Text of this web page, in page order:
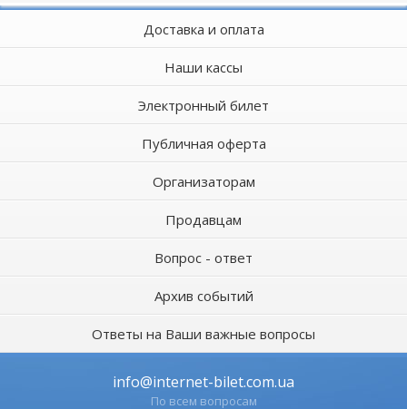
Доставка и оплата
Наши кассы
Электронный билет
Публичная оферта
Организаторам
Продавцам
Вопрос - ответ
Архив событий
Ответы на Ваши важные вопросы
info@internet-bilet.com.ua
По всем вопросам